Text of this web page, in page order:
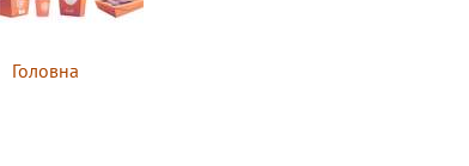
Головна